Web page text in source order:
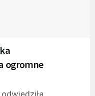
ogromne